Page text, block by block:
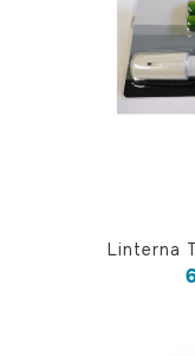
Linterna